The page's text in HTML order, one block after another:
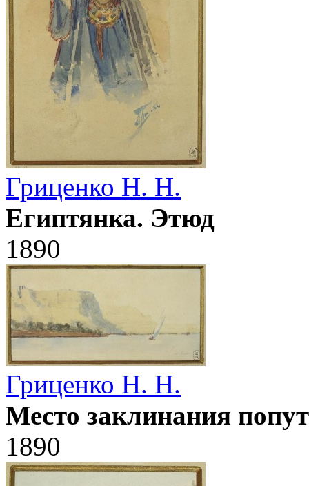
Гриценко Н. Н.
Египтянка. Этюд
1890
Гриценко Н. Н.
Место заклинания
1890